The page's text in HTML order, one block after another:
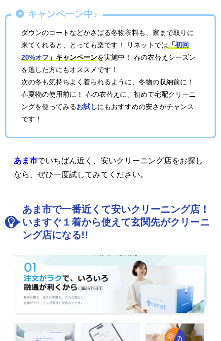
キャンペーン中♪
ダウンのコートなどかさばる冬物衣料も、家まで取りに
来てくれると、とっても楽です！ リネットでは 「初回
20%オフ 」キャンペーンを実施中！ 春の衣替えシーズン
を逃した方にもオススメです！
次の冬も気持ちよく着られるように、冬物の収納前に！
春夏物の使用前に！ 春の衣替えに、初めて宅配クリーニ
ングを使ってみるお試しにもおすすめの安さがチャンス
です！
あま市でいちばん近く、安いクリーニング店をお探し
なら、ぜひ一度試してみてください。
あま市で一番近くて安いクリーニング店！
いますぐ１着から使えて玄関先がクリーニ
ング店になる!!